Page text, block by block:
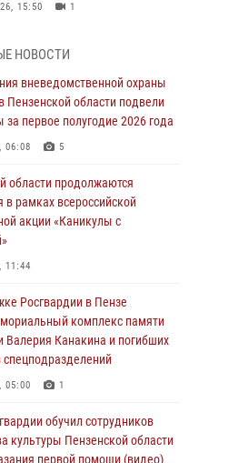
15:50 1
генерала Яковлева
07:00
ОМОН «Страж»
сборов «Гвардеец»
06:15 6
Росгвардии оказали
пенсионеру
04:00
поддержке Росгвардии
ОПГ,
под реабилитационный
07:05
Росгвардии по Пензенской
итоги работы за первое
НОВОСТИ
вневедомственной охраны
Пензенской области подвели
за первое полугодие 2026 года
06:08 5
области продолжаются
в рамках всероссийской
акции «Каникулы с
11:44
Росгвардии в Пензе
комплекс памяти
Валерия Канакина и погибших
спецподразделений
05:00 1
обучил сотрудников
культуры Пензенской области
первой помощи (видео)